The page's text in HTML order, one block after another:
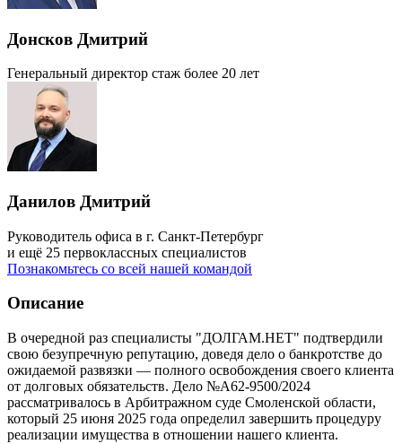
Донсков Дмитрий
Генеральный директор стаж более 20 лет
Данилов Дмитрий
Руководитель офиса в г. Санкт-Петербург
и ещё 25 первоклассных специалистов
Познакомьтесь со всей нашей командой
Описание
В очередной раз специалисты "ДОЛГАМ.НЕТ" подтвердили
свою безупречную репутацию, доведя дело о банкротстве до
ожидаемой развязки — полного освобождения своего клиента
от долговых обязательств. Дело №А62-9500/2024
рассматривалось в Арбитражном суде Смоленской области,
который 25 июня 2025 года определил завершить процедуру
реализации имущества в отношении нашего клиента.